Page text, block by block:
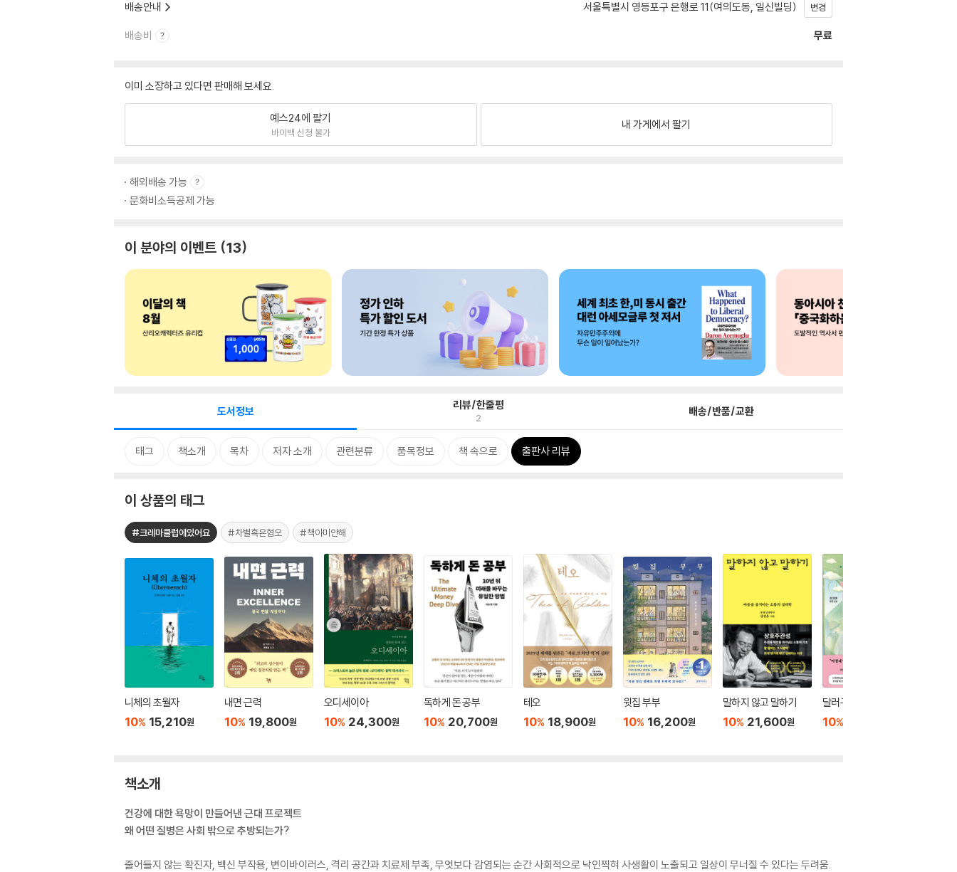
배송안내 서울특별시 영등포구 은행로 11(여의도동, 일신빌딩) 변경
배송비 무료
이미 소장하고 있다면 판매해 보세요.
예스24에 팔기
바이백 신청 불가
내 가게에서 팔기
해외배송 가능
문화비소득공제 가능
이 분야의 이벤트 13
도서정보 리뷰/한줄평
2 배송/반품/교환
태그 책소개 목차 저자 소개 관련분류 품목정보 책 속으로 출판사 리뷰
이 상품의 태그
#크레마클럽에있어요 #차별혹은혐오 #책아미안해
니체의 초월자
10% 15,210원
내면 근력
10% 19,800원
오디세이아
10% 24,300원
독하게 돈 공부
10% 20,700원
테오
10% 18,900원
윗집 부부
10% 16,200원
말하지 않고 말하기
10% 21,600원
달러구트 꿈 백화점 0
10%
책소개
건강에 대한 욕망이 만들어낸 근대 프로젝트
왜 어떤 질병은 사회 밖으로 추방되는가?
줄어들지 않는 확진자, 백신 부작용, 변이바이러스, 격리 공간과 치료제 부족, 무엇보다 감염되는 순간 사회적으로 낙인찍혀 사생활이 노출되고 일상이 무너질 수 있다는 두려움.